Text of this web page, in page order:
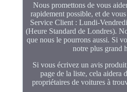
Nous promettons de vous
rapidement possible, et de
Service Client : Lundi-
(Heure Standard de Londres).
que nous le pourrons aussi. Si
notre plus grand
Si vous écrivez un avis
page de la liste, cela aidera
propriétaires de voitures à